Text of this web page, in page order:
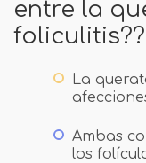
entre la
foliculitis??
La
Ambas
los